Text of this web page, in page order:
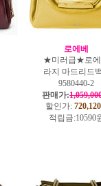
로에베
★미러급★로
라지 마드리드
9580440-2
판매가:
할인가: 720,120
적립금:10590